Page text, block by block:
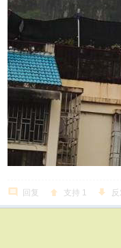
回复 支持 1